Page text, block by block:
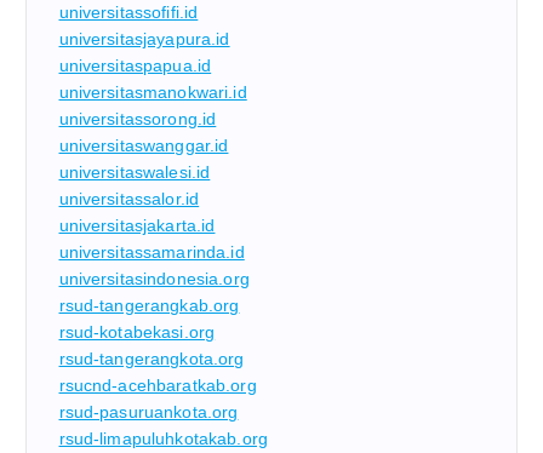
universitassofifi.id
universitasjayapura.id
universitaspapua.id
universitasmanokwari.id
universitassorong.id
universitaswanggar.id
universitaswalesi.id
universitassalor.id
universitasjakarta.id
universitassamarinda.id
universitasindonesia.org
rsud-tangerangkab.org
rsud-kotabekasi.org
rsud-tangerangkota.org
rsucnd-acehbaratkab.org
rsud-pasuruankota.org
rsud-limapuluhkotakab.org